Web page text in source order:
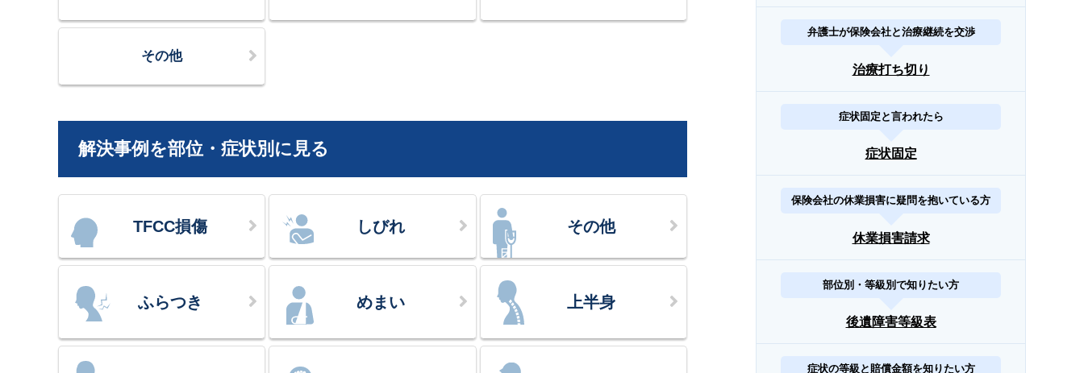
その他
解決事例を部位・症状別に見る
TFCC損傷 しびれ その他
ふらつき めまい 上半身
弁護士が保険会社と治療継続を交渉
治療打ち切り
症状固定と言われたら
症状固定
保険会社の休業損害に疑問を抱いている方
休業損害請求
部位別・等級別で知りたい方
後遺障害等級表
症状の等級と賠償金額を知りたい方